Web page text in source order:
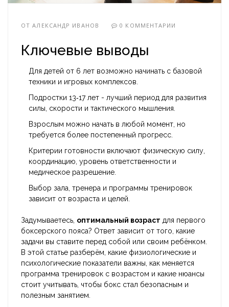
ОТАЛЕКСАНДР ИВАНОВ 0 КОММЕНТАРИИ
Ключевые выводы
Для детей от 6 лет возможно начинать с базовой
техники и игровых комплексов.
Подростки 13‑17 лет - лучший период для развития
силы, скорости и тактического мышления.
Взрослым можно начать в любой момент, но
требуется более постепенный прогресс.
Критерии готовности включают физическую силу,
координацию, уровень ответственности и
медическое разрешение.
Выбор зала, тренера и программы тренировок
зависит от возраста и целей.
Задумываетесь, оптимальный возраст для первого
боксерского пояса? Ответ зависит от того, какие
задачи вы ставите перед собой или своим ребёнком.
В этой статье разберём, какие физиологические и
психологические показатели важны, как меняется
программа тренировок с возрастом и какие нюансы
стоит учитывать, чтобы бокс стал безопасным и
полезным занятием.